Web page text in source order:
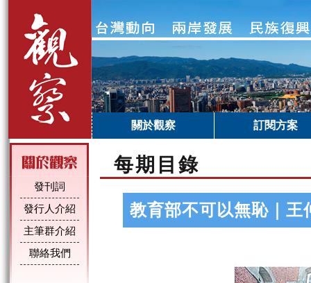
關於觀察 訂閱方案
發刊詞
發行人介紹
主筆群介紹
聯絡我們
每期目錄
教育部不可以無恥｜王